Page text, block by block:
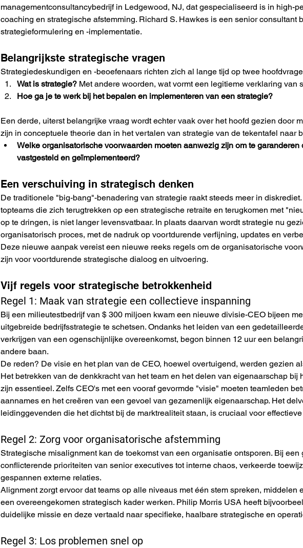
managementconsultancybedrijf in Ledgewood, NJ, dat gespecialiseerd is in high-
coaching en strategische afstemming. Richard S. Hawkes is een senior consultant
strategieformulering en -implementatie.
Belangrijkste strategische vragen
Strategiedeskundigen en -beoefenaars richten zich al lange tijd op twee
Wat is strategie? Met andere woorden, wat vormt een legitieme verklaring van
Hoe ga je te werk bij het bepalen en implementeren van een strategie?
Een derde, uiterst belangrijke vraag wordt echter vaak over het hoofd gezien door
zijn in conceptuele theorie dan in het vertalen van strategie van de tekentafel naar
Welke organisatorische voorwaarden moeten aanwezig zijn om te garanderen
vastgesteld en geïmplementeerd?
Een verschuiving in strategisch denken
De traditionele "big-bang"-benadering van strategie raakt steeds meer in
topteams die zich terugtrekken op een strategische retraite en terugkomen met
op te dringen, is niet langer levensvatbaar. In plaats daarvan wordt strategie nu
organisatorisch proces, met de nadruk op voortdurende verfijning, updates en
Deze nieuwe aanpak vereist een nieuwe reeks regels om de organisatorische
zijn voor voortdurende strategische dialoog en uitvoering.
Vijf regels voor strategische betrokkenheid
Regel 1: Maak van strategie een collectieve inspanning
Bij een milieutestbedrijf van $ 300 miljoen kwam een nieuwe divisie-CEO bijeen
uitgebreide bedrijfsstrategie te schetsen. Ondanks het leiden van een
verkrijgen van een ogenschijnlijke overeenkomst, begon binnen 12 uur een
andere baan.
De reden? De visie en het plan van de CEO, hoewel overtuigend, werden gezien
Het betrekken van de denkkracht van het team en het delen van eigenaarschap bij
zijn essentieel. Zelfs CEO's met een vooraf gevormde "visie" moeten teamleden
aannames en het creëren van een gevoel van gezamenlijk eigenaarschap. Het
leidinggevenden die het dichtst bij de marktrealiteit staan, is cruciaal voor
Regel 2: Zorg voor organisatorische afstemming
Strategische misalignment kan de toekomst van een organisatie ontsporen. Bij
conflicterende prioriteiten van senior executives tot interne chaos, verkeerde
gespannen externe relaties.
Alignment zorgt ervoor dat teams op alle niveaus met één stem spreken, middelen
een overeengekomen strategisch kader werken. Philip Morris USA heeft
duidelijke missie en deze vertaald naar specifieke, haalbare strategische en
Regel 3: Los problemen snel op